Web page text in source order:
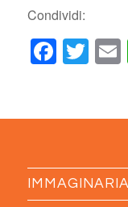
Condividi:
IMMAGINARIA